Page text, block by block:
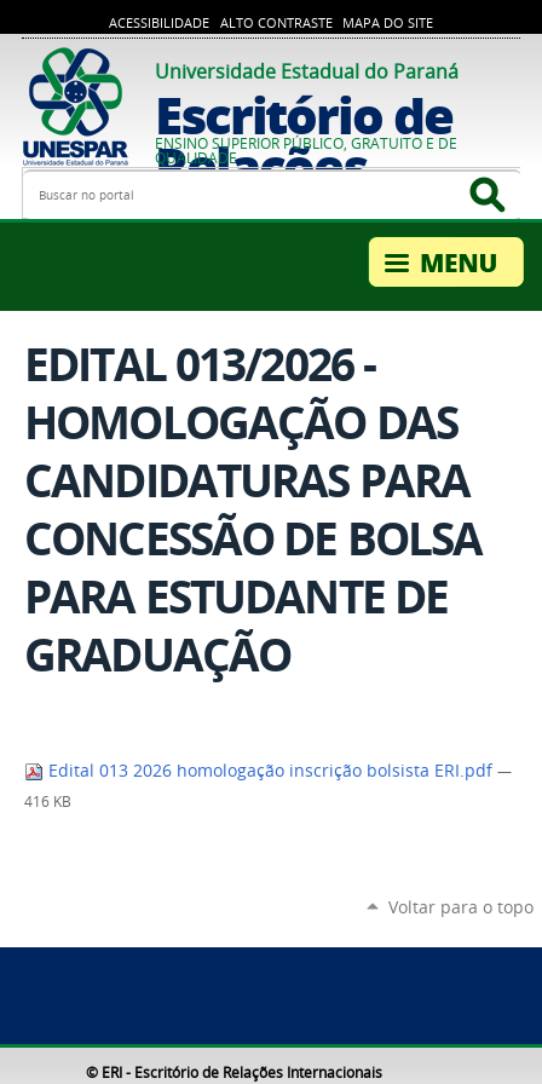
ACESSIBILIDADE ALTO CONTRASTE MAPA DO SITE
Universidade Estadual do Paraná
Escritório de
Relações
Internacionais
ENSINO SUPERIOR PÚBLICO, GRATUITO E DE
QUALIDADE
Busca
EDITAL 013/2026 -
HOMOLOGAÇÃO DAS
CANDIDATURAS PARA
CONCESSÃO DE BOLSA
PARA ESTUDANTE DE
GRADUAÇÃO
Edital 013 2026 homologação inscrição bolsista ERI.pdf —
416 KB
Voltar para o topo
© ERI - Escritório de Relações Internacionais